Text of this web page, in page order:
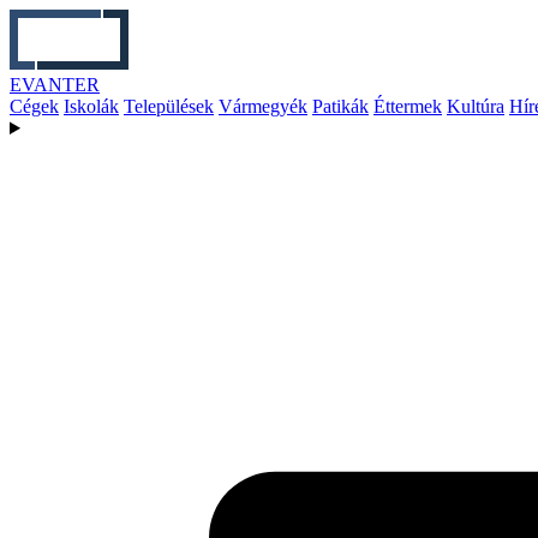
EVANTER
Cégek Iskolák Települések Vármegyék Patikák Éttermek Kultúra